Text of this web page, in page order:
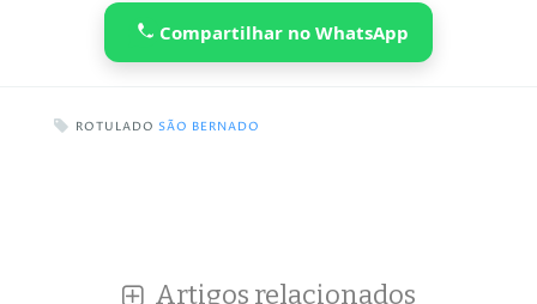
Compartilhar no WhatsApp
ROTULADO SÃO BERNADO
Artigos relacionados